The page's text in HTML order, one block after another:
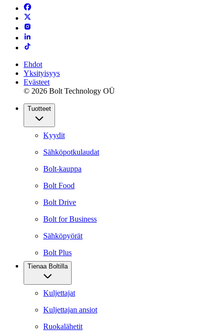
Ehdot
Yksityisyys
Evästeet
© 2026 Bolt Technology OÜ
Tuotteet
Kyydit
Sähköpotkulaudat
Bolt-kauppa
Bolt Food
Bolt Drive
Bolt for Business
Sähköpyörät
Bolt Plus
Tienaa Boltilla
Kuljettajat
Kuljettajan ansiot
Ruokalähetit